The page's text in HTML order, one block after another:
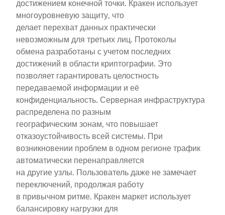
достижением конечной точки. Кракен использует
многоуровневую защиту, что
делает перехват данных практически
невозможным для третьих лиц. Протоколы
обмена разработаны с учетом последних
достижений в области криптографии. Это
позволяет гарантировать целостность
передаваемой информации и её
конфиденциальность. Серверная инфраструктура
распределена по разным
географическим зонам, что повышает
отказоустойчивость всей системы. При
возникновении проблем в одном регионе трафик
автоматически перенаправляется
на другие узлы. Пользователь даже не замечает
переключений, продолжая работу
в привычном ритме. Кракен маркет использует
балансировку нагрузки для